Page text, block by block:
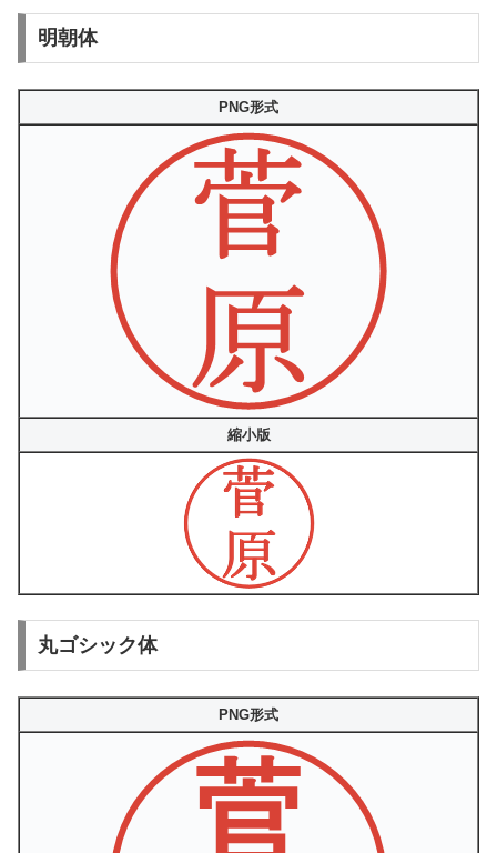
明朝体
PNG形式
縮小版
丸ゴシック体
PNG形式